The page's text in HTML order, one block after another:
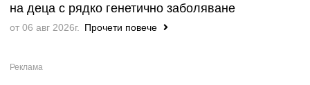
на деца с рядко генетично заболяване
от 06 авг 2026г. Прочети повече